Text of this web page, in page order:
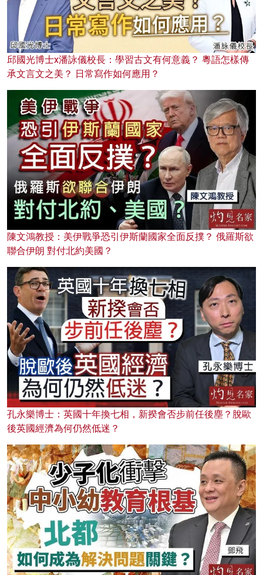
邱國光博士x潘詠儀校長：學習古文有何意義？ 粵語怎樣傳
承文言文之美？ 日常寫作如何應用？
陳文鴻教授：美伊戰爭恐引伊斯蘭國家全面反撲？ 俄羅斯欲
聯合伊朗 對付北約美國？
孔永樂博士：英國十年換七相，新揆會否步前任後塵？脫歐
後英國經濟為何仍然低迷？